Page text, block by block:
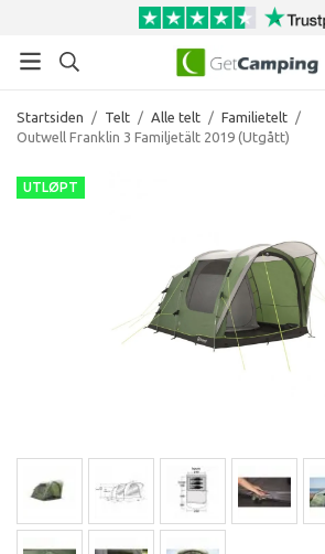
Startsiden / Telt / Alle telt / Familietelt /
Outwell Franklin 3 Familjetält 2019 (Utgått)
UTLØPT